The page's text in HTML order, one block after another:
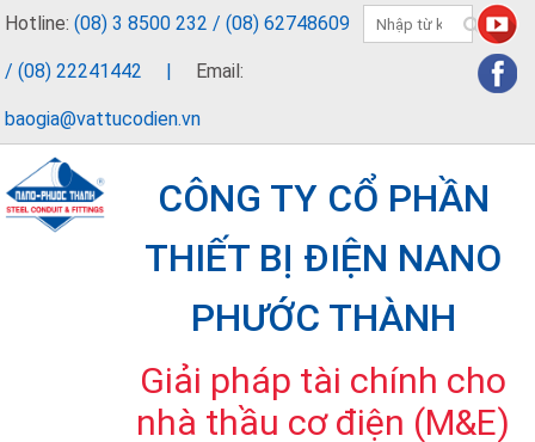
Hotline:(08) 3 8500 232 / (08) 62748609
/ (08) 22241442 | Email:
baogia@vattucodien.vn
CÔNG TY CỔ PHẦN
THIẾT BỊ ĐIỆN NANO
PHƯỚC THÀNH
Giải pháp tài chính cho
nhà thầu cơ điện (M&E)